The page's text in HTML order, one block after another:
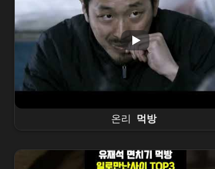
온리 먹방